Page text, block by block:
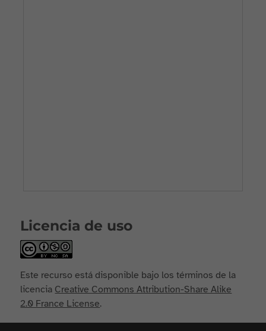
Licencia de uso
Este recurso está disponible bajo los términos de la
licencia Creative Commons Attribution-Share Alike
2.0 France License.